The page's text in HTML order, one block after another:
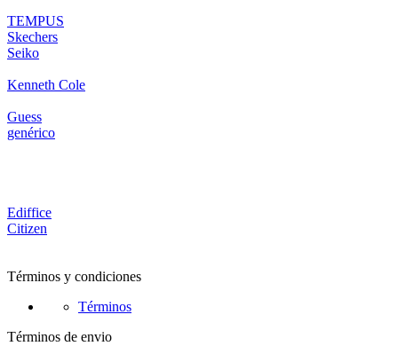
TEMPUS
Skechers
Seiko
Kenneth Cole
Guess
genérico
Ediffice
Citizen
Términos y condiciones
Términos
Términos de envio